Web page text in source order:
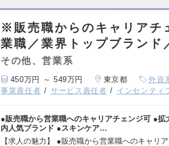
※販売職からのキャリアチ
業職／業界トップブランド
その他、営業系
450万円 ～ 549万円 東京都 外資
事業責任者
サービス責任者 インセンティ
●販売職から営業職へのキャリアチェンジ可 ●
内人気ブランド ●スキンケア…
【求人の魅力】 ●販売職から営業職へのキャリ